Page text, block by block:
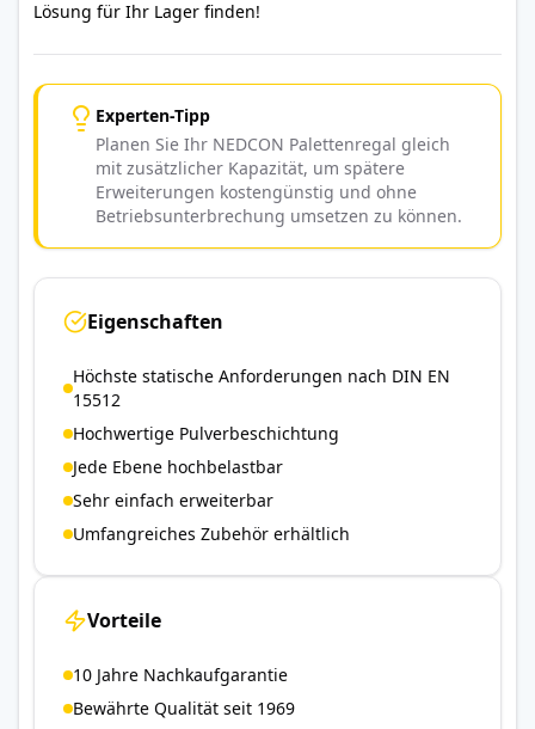
Lösung für Ihr Lager finden!
Experten-Tipp
Planen Sie Ihr NEDCON Palettenregal gleich
mit zusätzlicher Kapazität, um spätere
Erweiterungen kostengünstig und ohne
Betriebsunterbrechung umsetzen zu können.
Eigenschaften
Höchste statische Anforderungen nach DIN EN
15512
Hochwertige Pulverbeschichtung
Jede Ebene hochbelastbar
Sehr einfach erweiterbar
Umfangreiches Zubehör erhältlich
Vorteile
10 Jahre Nachkaufgarantie
Bewährte Qualität seit 1969